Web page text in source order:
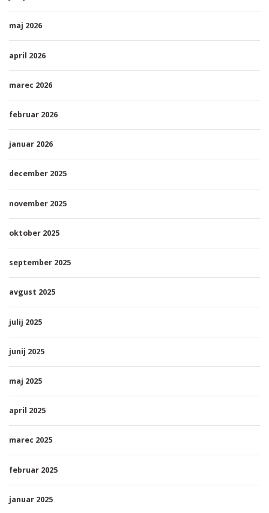
maj 2026
april 2026
marec 2026
februar 2026
januar 2026
december 2025
november 2025
oktober 2025
september 2025
avgust 2025
julij 2025
junij 2025
maj 2025
april 2025
marec 2025
februar 2025
januar 2025